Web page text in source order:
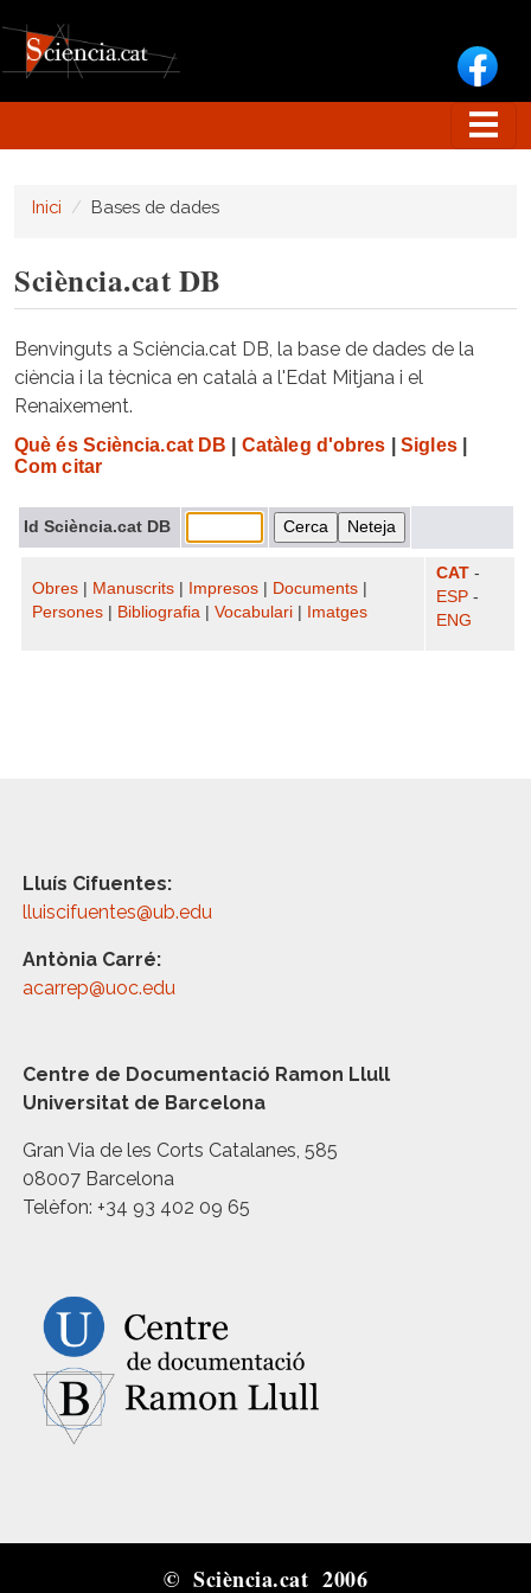
Inici Bases de dades
Sciència.cat DB
Benvinguts a Sciència.cat DB, la base de dades de la
ciència i la tècnica en català a l'Edat Mitjana i el
Renaixement.
Què és Sciència.cat DB Catàleg d'obres Sigles|
Com citar
Id Sciència.cat DB
Obres Manuscrits Impresos Documents
Persones
Bibliografia Vocabulari Imatges
CAT -
ESP -
ENG
Lluís Cifuentes:
lluiscifuentes@ub.edu
Antònia Carré:
acarrep@uoc.edu
Centre de Documentació Ramon Llull
Universitat de Barcelona
Gran Via de les Corts Catalanes, 585
08007 Barcelona
Telèfon: +34 93 402 09 65
© Sciència.cat 2006